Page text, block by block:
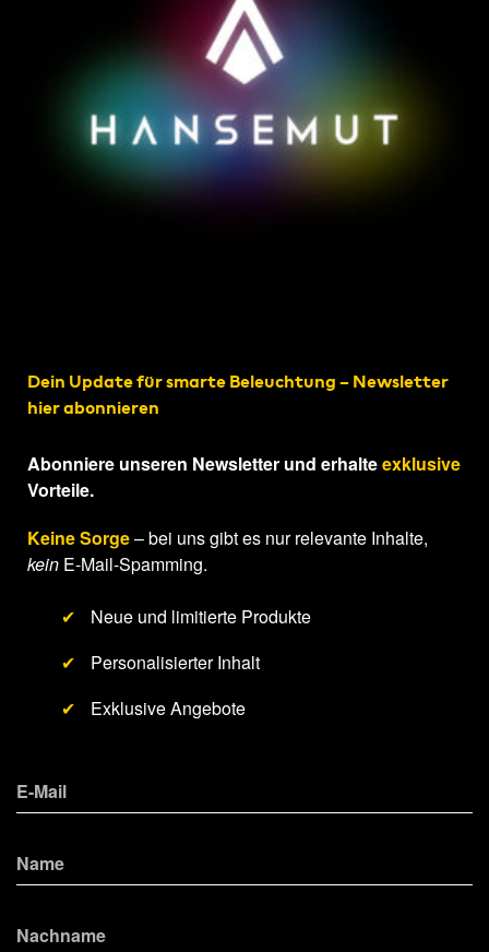
Dein Update für smarte Beleuchtung – Newsletter
hier abonnieren
Abonniere unseren Newsletter und erhalteexklusive
Vorteile.
Keine Sorge– bei uns gibt es nur relevante Inhalte,
kein E-Mail-Spamming.
✔
Neue und limitierte Produkte
✔
Personalisierter Inhalt
✔
Exklusive Angebote